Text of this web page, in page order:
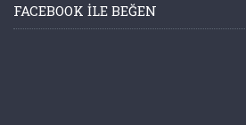
FACEBOOK ILE BEĞEN